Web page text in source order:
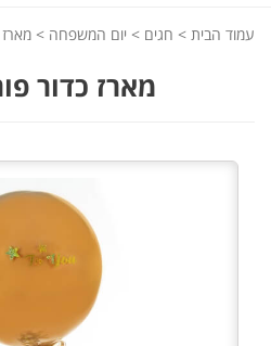
עמוד הבית > חגים > יום המשפחה > מארז
מארז כדור